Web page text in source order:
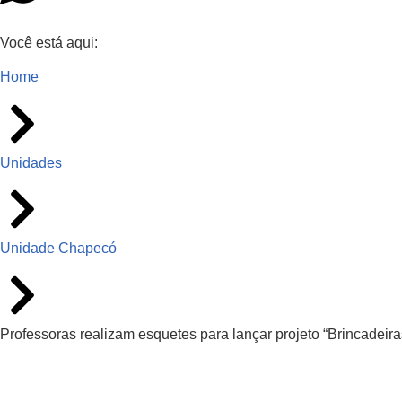
Você está aqui:
Home
Unidades
Unidade Chapecó
Professoras realizam esquetes para lançar projeto